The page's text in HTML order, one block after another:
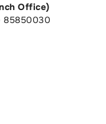
Office)
85850030